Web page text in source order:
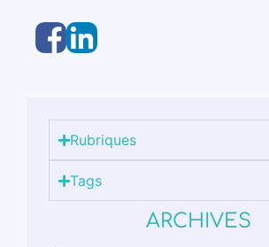
Rubriques
Tags
ARCHIVES